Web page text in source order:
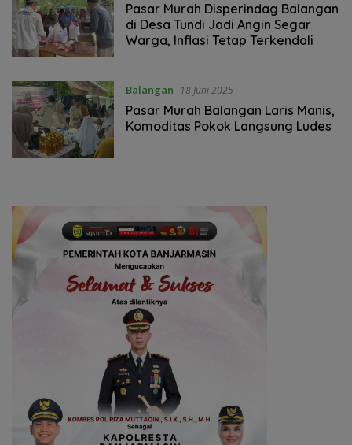
Pasar Murah Disperindag Balangan
di Desa Tundi Jadi Angin Segar
Warga, Inflasi Tetap Terkendali
Balangan 18 Juni 2025
Pasar Murah Balangan Laris Manis,
Komoditas Pokok Langsung Ludes